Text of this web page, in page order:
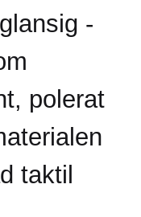
-
polerat
taktil